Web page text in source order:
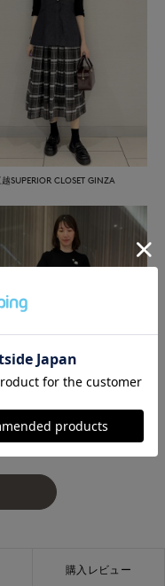
SUPERIOR CLOSET GINZA
購入レビュー